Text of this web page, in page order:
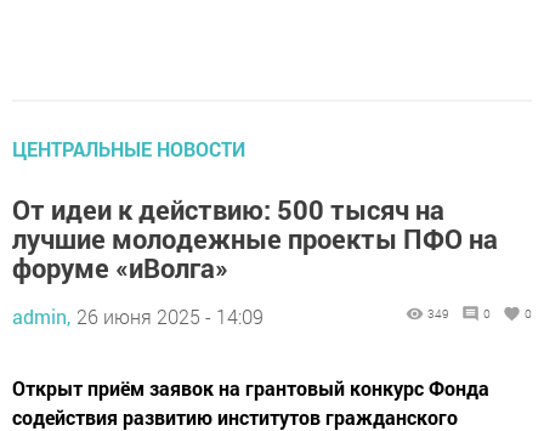
ЦЕНТРАЛЬНЫЕ НОВОСТИ
От идеи к действию: 500 тысяч на
лучшие молодежные проекты ПФО на
форуме «иВолга»
admin, 26 июня 2025 - 14:09 349 0 0
Открыт приём заявок на грантовый конкурс Фонда
содействия развитию институтов гражданского